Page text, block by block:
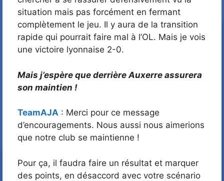
situation mais pas forcément en fermant
complètement le jeu. Il y aura de la transition
rapide qui pourrait faire mal à l’OL. Mais je vois
une victoire lyonnaise 2-0.
Mais j’espère que derrière Auxerre assurera
son maintien !
TeamAJA : Merci pour ce message
d’encouragements. Nous aussi nous aimerions
que notre club se maintienne !
Pour ça, il faudra faire un résultat et marquer
des points, en désaccord avec votre scénario